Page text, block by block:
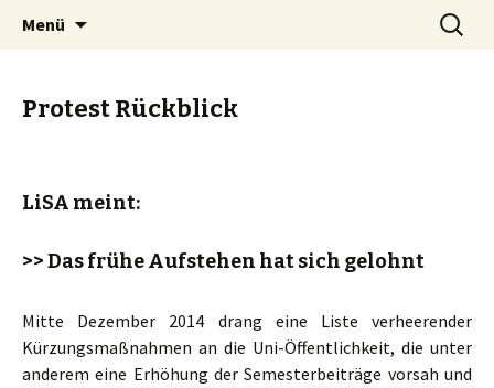
LiSA Bremen
Liste der StudiengangsAktiven
Menü
Suchen
nach:
Protest Rückblick
LiSA meint:
>> Das frühe Aufstehen hat sich gelohnt
Mitte Dezember 2014 drang eine Liste verheerender
Kürzungsmaßnahmen an die Uni-Öffentlichkeit, die unter
anderem eine Erhöhung der Semesterbeiträge vorsah und